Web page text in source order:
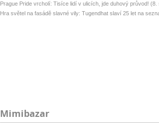
Prague Pride vrcholí: Tisíce lidí v ulicích, jde duhový průvod! (8.
Hra světel na fasádě slavné vily: Tugendhat slaví 25 let na
Mimibazar